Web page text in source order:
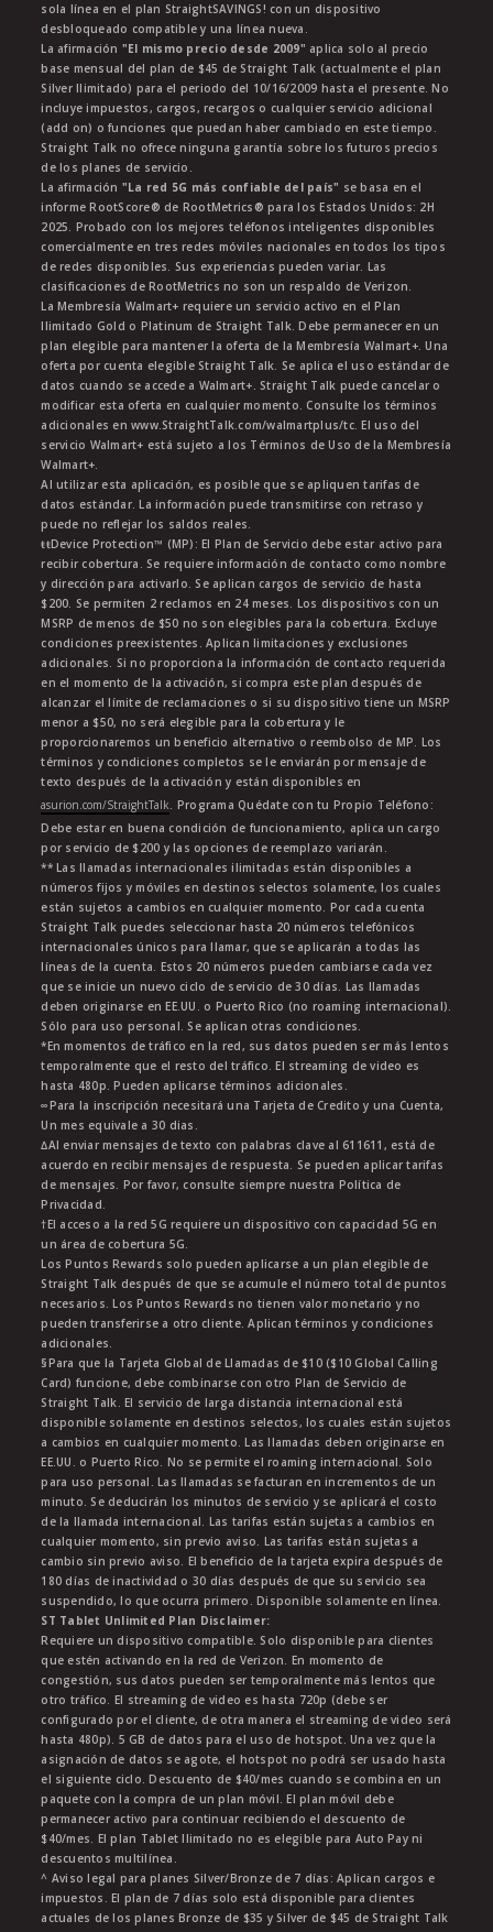
sola línea en el plan StraightSAVINGS! con un dispositivo
desbloqueado compatible y una línea nueva.
La afirmación "El mismo precio desde 2009" aplica solo al precio
base mensual del plan de $45 de Straight Talk (actualmente el plan
Silver Ilimitado) para el periodo del 10/16/2009 hasta el presente. No
incluye impuestos, cargos, recargos o cualquier servicio adicional
(add on) o funciones que puedan haber cambiado en este tiempo.
Straight Talk no ofrece ninguna garantía sobre los futuros precios
de los planes de servicio.
La afirmación "La red 5G más confiable del país" se basa en el
informe RootScore® de RootMetrics® para los Estados Unidos: 2H
2025. Probado con los mejores teléfonos inteligentes disponibles
comercialmente en tres redes móviles nacionales en todos los tipos
de redes disponibles. Sus experiencias pueden variar. Las
clasificaciones de RootMetrics no son un respaldo de Verizon.
La Membresía Walmart+ requiere un servicio activo en el Plan
Ilimitado Gold o Platinum de Straight Talk. Debe permanecer en un
plan elegible para mantener la oferta de la Membresía Walmart+. Una
oferta por cuenta elegible Straight Talk. Se aplica el uso estándar de
datos cuando se accede a Walmart+. Straight Talk puede cancelar o
modificar esta oferta en cualquier momento. Consulte los términos
adicionales en www.StraightTalk.com/walmartplus/tc. El uso del
servicio Walmart+ está sujeto a los Términos de Uso de la Membresía
Walmart+.
Al utilizar esta aplicación, es posible que se apliquen tarifas de
datos estándar. La información puede transmitirse con retraso y
puede no reflejar los saldos reales.
ŧŧDevice Protection™ (MP): El Plan de Servicio debe estar activo para
recibir cobertura. Se requiere información de contacto como nombre
y dirección para activarlo. Se aplican cargos de servicio de hasta
$200. Se permiten 2 reclamos en 24 meses. Los dispositivos con un
MSRP de menos de $50 no son elegibles para la cobertura. Excluye
condiciones preexistentes. Aplican limitaciones y exclusiones
adicionales. Si no proporciona la información de contacto requerida
en el momento de la activación, si compra este plan después de
alcanzar el límite de reclamaciones o si su dispositivo tiene un MSRP
menor a $50, no será elegible para la cobertura y le
proporcionaremos un beneficio alternativo o reembolso de MP. Los
términos y condiciones completos se le enviarán por mensaje de
texto después de la activación y están disponibles en
asurion.com/StraightTalk. Programa Quédate con tu Propio Teléfono:
Debe estar en buena condición de funcionamiento, aplica un cargo
por servicio de $200 y las opciones de reemplazo variarán.
** Las llamadas internacionales ilimitadas están disponibles a
números fijos y móviles en destinos selectos solamente, los cuales
están sujetos a cambios en cualquier momento. Por cada cuenta
Straight Talk puedes seleccionar hasta 20 números telefónicos
internacionales únicos para llamar, que se aplicarán a todas las
líneas de la cuenta. Estos 20 números pueden cambiarse cada vez
que se inicie un nuevo ciclo de servicio de 30 días. Las llamadas
deben originarse en EE.UU. o Puerto Rico (no roaming internacional).
Sólo para uso personal. Se aplican otras condiciones.
*En momentos de tráfico en la red, sus datos pueden ser más lentos
temporalmente que el resto del tráfico. El streaming de video es
hasta 480p. Pueden aplicarse términos adicionales.
∞Para la inscripción necesitará una Tarjeta de Credito y una Cuenta,
Un mes equivale a 30 dias.
∆Al enviar mensajes de texto con palabras clave al 611611, está de
acuerdo en recibir mensajes de respuesta. Se pueden aplicar tarifas
de mensajes. Por favor, consulte siempre nuestra Política de
Privacidad.
†El acceso a la red 5G requiere un dispositivo con capacidad 5G en
un área de cobertura 5G.
Los Puntos Rewards solo pueden aplicarse a un plan elegible de
Straight Talk después de que se acumule el número total de puntos
necesarios. Los Puntos Rewards no tienen valor monetario y no
pueden transferirse a otro cliente. Aplican términos y condiciones
adicionales.
§Para que la Tarjeta Global de Llamadas de $10 ($10 Global Calling
Card) funcione, debe combinarse con otro Plan de Servicio de
Straight Talk. El servicio de larga distancia internacional está
disponible solamente en destinos selectos, los cuales están sujetos
a cambios en cualquier momento. Las llamadas deben originarse en
EE.UU. o Puerto Rico. No se permite el roaming internacional. Solo
para uso personal. Las llamadas se facturan en incrementos de un
minuto. Se deducirán los minutos de servicio y se aplicará el costo
de la llamada internacional. Las tarifas están sujetas a cambios en
cualquier momento, sin previo aviso. Las tarifas están sujetas a
cambio sin previo aviso. El beneficio de la tarjeta expira después de
180 días de inactividad o 30 días después de que su servicio sea
suspendido, lo que ocurra primero. Disponible solamente en línea.
ST Tablet Unlimited Plan Disclaimer:
Requiere un dispositivo compatible. Solo disponible para clientes
que estén activando en la red de Verizon. En momento de
congestión, sus datos pueden ser temporalmente más lentos que
otro tráfico. El streaming de video es hasta 720p (debe ser
configurado por el cliente, de otra manera el streaming de video será
hasta 480p). 5 GB de datos para el uso de hotspot. Una vez que la
asignación de datos se agote, el hotspot no podrá ser usado hasta
el siguiente ciclo. Descuento de $40/mes cuando se combina en un
paquete con la compra de un plan móvil. El plan móvil debe
permanecer activo para continuar recibiendo el descuento de
$40/mes. El plan Tablet Ilimitado no es elegible para Auto Pay ni
descuentos multilínea.
^ Aviso legal para planes Silver/Bronze de 7 días: Aplican cargos e
impuestos. El plan de 7 días solo está disponible para clientes
actuales de los planes Bronze de $35 y Silver de $45 de Straight Talk